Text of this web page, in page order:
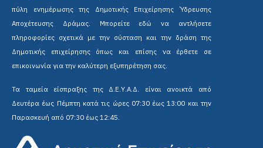
πύλη ενημέρωσης της Δημοτικής Επιχείρησης Ύδρευσης
Αποχέτευσης Δράμας. Μπορείτε εδώ να αντλήσετε
πληροφορίες σχετικά με την σύσταση και την δράση της
Δημοτικής επιχείρησης όπως και επίσης να έρθετε σε
επικοινωνία για την καλύτερη εξυπηρέτηση σας.
Τα ταμεία είσπραξης της Δ.Ε.Υ.Α.Δ. είναι ανοικτά από
Δευτέρα έως Πέμπτη κατά τις ώρες 07:30 έως 13:00 και την
Παρασκευή από 07:30 έως 12:45.